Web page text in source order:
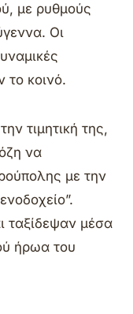
με ρυθμούς
Οι
το κοινό.
τιμητική της,
να
με την
ταξίδεψαν μέσα
ήρωα του